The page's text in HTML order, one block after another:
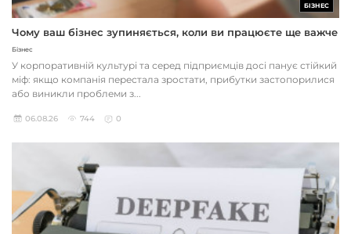
БІЗНЕС
Чому ваш бізнес зупиняється, коли ви працюєте ще важче
Бізнес
У корпоративній культурі та серед підприємців досі панує стійкий
міф: якщо компанія перестала зростати, прибутки застопорилися
або виникли проблеми з...
06.08.26 744 0